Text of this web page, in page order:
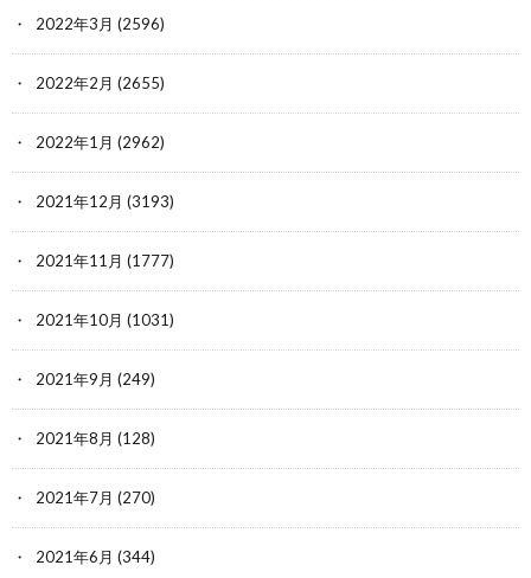
2022年3月 (2596)
2022年2月 (2655)
2022年1月 (2962)
2021年12月 (3193)
2021年11月 (1777)
2021年10月 (1031)
2021年9月 (249)
2021年8月 (128)
2021年7月 (270)
2021年6月 (344)